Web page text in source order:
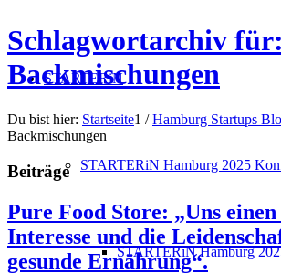
STARTERiN
STARTERiN Hamburg 2025
STARTERiN Hamburg
Schlagwortarchiv für:
Backmischungen
Du bist hier: Startseite1 / Hamburg Startups
Backmischungen
Beiträge
Pure Food Store: „Uns einen
Interesse und die
gesunde Ernährung“.